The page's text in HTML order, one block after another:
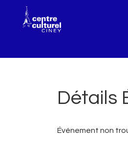
Détails
Événement non